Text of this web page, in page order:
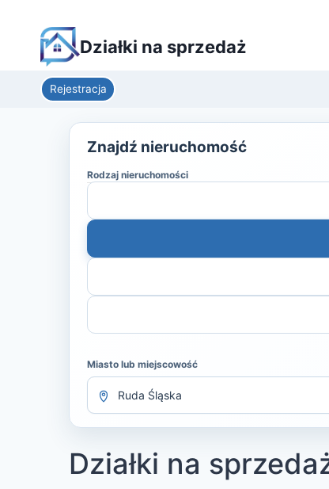
Działki na sprzedaż
Rejestracja
Znajdź nieruchomość
Rodzaj nieruchomości
Miasto lub miejscowość
Działki na